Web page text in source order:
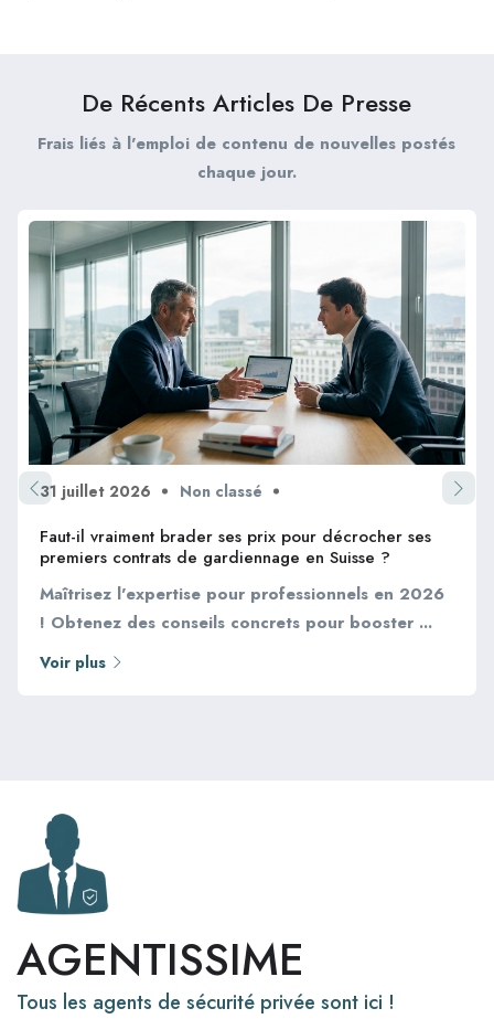
De Récents Articles De Presse
Frais liés à l'emploi de contenu de nouvelles postés
chaque jour.
31 juillet 2026 Non classé
Faut-il vraiment brader ses prix pour décrocher ses
premiers contrats de gardiennage en Suisse ?
Maîtrisez l'expertise pour professionnels en 2026
! Obtenez des conseils concrets pour booster ...
Voir plus
AGENTISSIME
Tous les agents de sécurité privée sont ici !